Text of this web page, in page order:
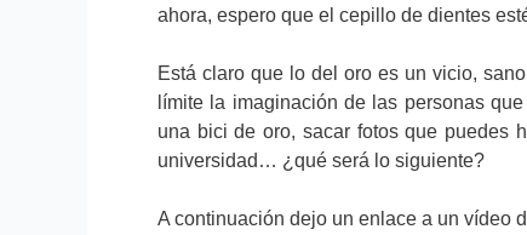
ahora, espero que el cepillo de dientes
Está claro que lo del oro es un vicio,
límite la imaginación de las personas
una bici de oro, sacar fotos que puedes
universidad… ¿qué será lo siguiente?
A continuación dejo un enlace a un vídeo